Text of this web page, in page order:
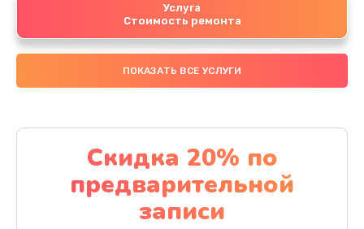
Услуга
Стоимость ремонта
ПОКАЗАТЬ ВСЕ УСЛУГИ
Скидка 20% по
предварительной
записи